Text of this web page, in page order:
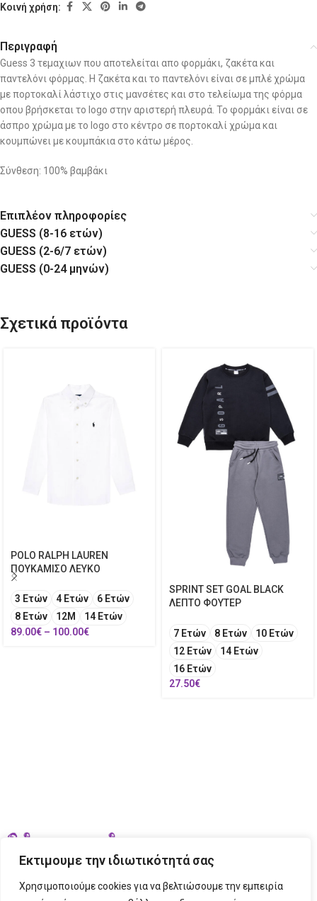
Εκτιμουμε την ιδιωτικότητά σας
Χρησιμοποιούμε cookies για να βελτιώσουμε την εμπειρία
Κοινή χρήση:
Περιγραφή
Guess 3 τεμαχιων που αποτελείται απο φορμάκι, ζακέτα και
παντελόνι φόρμας. Η ζακέτα και το παντελόνι είναι σε μπλέ χρώμα
με πορτοκαλί λάστιχο στις μανσέτες και στο τελείωμα της φόρμα
οπου βρήσκεται το logo στην αριστερή πλευρά. Το φορμάκι είναι σε
άσπρο χρώμα με το logo στο κέντρο σε πορτοκαλί χρώμα και
κουμπώνει με κουμπάκια στο κάτω μέρος.
Σύνθεση: 100% βαμβάκι
Επιπλέον πληροφορίες
GUESS (8-16 ετών)
GUESS (2-6/7 ετών)
GUESS (0-24 μηνών)
Σχετικά προϊόντα
POLO RALPH LAUREN
ΠΟΥΚΑΜΙΣΟ ΛΕΥΚΟ
3 Ετών 4 Ετών
6 Ετών
8 Ετών
12Μ
14 Ετών
89.00€ – 100.00€
SPRINT SET GOAL BLACK
ΛΕΠΤΟ ΦΟΥΤΕΡ
7 Ετών 8 Ετών
10 Ετών
12 Ετών
14 Ετών
16 Ετών
27.50€